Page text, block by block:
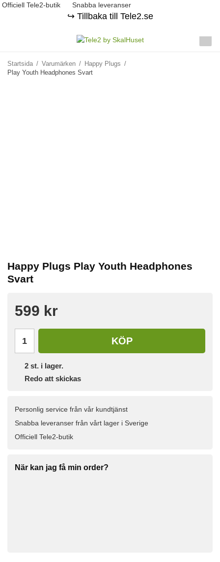
Officiell Tele2-butik Snabba leveranser
↪️ Tillbaka till Tele2.se
Startsida / Varumärken / Happy Plugs /
Play Youth Headphones Svart
Happy Plugs Play Youth Headphones
Svart
599 kr
KÖP
2 st. i lager.
Redo att skickas
Personlig service från vår kundtjänst
Snabba leveranser från vårt lager i Sverige
Officiell Tele2-butik
När kan jag få min order?